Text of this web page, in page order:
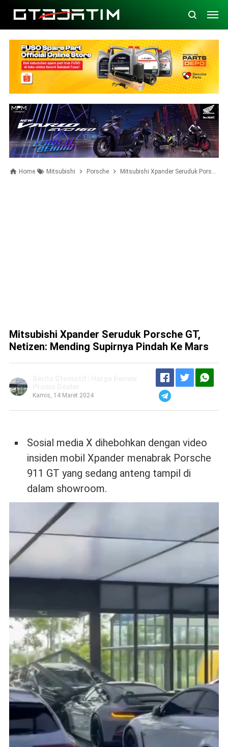
Home Mitsubishi Porsche Mitsubishi Xpander Seruduk Porsche GT, Netizen: Mending Supirnya Pindah Ke Mars
Mitsubishi Xpander Seruduk Porsche GT,
Netizen: Mending Supirnya Pindah Ke Mars
Kamis, 14 Maret 2024
Sosial media X dihebohkan dengan video
insiden mobil Xpander menabrak Porsche
911 GT yang sedang anteng tampil di
dalam showroom.